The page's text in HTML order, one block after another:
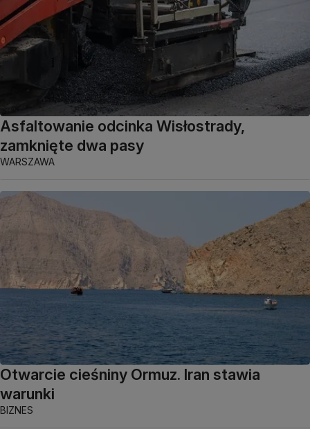
Asfaltowanie odcinka Wisłostrady,
zamknięte dwa pasy
WARSZAWA
Otwarcie cieśniny Ormuz. Iran stawia
warunki
BIZNES